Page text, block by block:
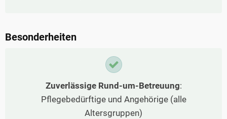
Besonderheiten
Zuverlässige Rund-um-Betreuung:
Pflegebedürftige und Angehörige (alle
Altersgruppen)